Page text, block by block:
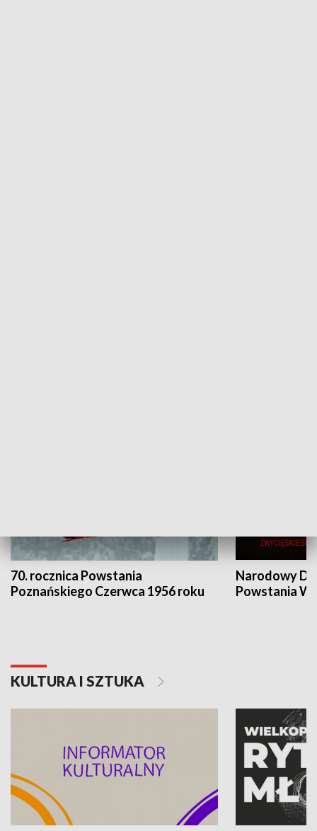
70. rocznica Powstania
Poznańskiego Czerwca 1956 roku
Narodowy
Powstania
KULTURA I SZTUKA